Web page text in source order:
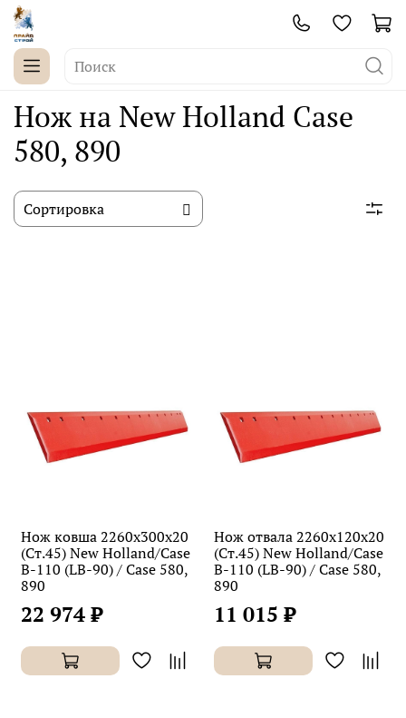
Нож на New Holland Case
580, 890
Нож ковша 2260х300х20
(Ст.45) New Holland/Case
B-110 (LB-90) / Case 580,
890
22 974 ₽
Нож отвала 2260х120х20
(Ст.45) New Holland/Case
B-110 (LB-90) / Case 580,
890
11 015 ₽